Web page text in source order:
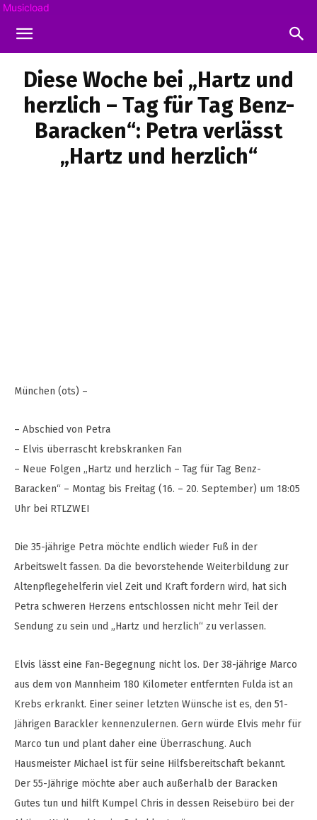
Musicload
Diese Woche bei „Hartz und
herzlich – Tag für Tag Benz-
Baracken“: Petra verlässt
„Hartz und herzlich“
München (ots) –
– Abschied von Petra
– Elvis überrascht krebskranken Fan
– Neue Folgen „Hartz und herzlich – Tag für Tag Benz-
Baracken“ – Montag bis Freitag (16. – 20. September) um 18:05
Uhr bei RTLZWEI
Die 35-jährige Petra möchte endlich wieder Fuß in der
Arbeitswelt fassen. Da die bevorstehende Weiterbildung zur
Altenpflegehelferin viel Zeit und Kraft fordern wird, hat sich
Petra schweren Herzens entschlossen nicht mehr Teil der
Sendung zu sein und „Hartz und herzlich“ zu verlassen.
Elvis lässt eine Fan-Begegnung nicht los. Der 38-jährige Marco
aus dem von Mannheim 180 Kilometer entfernten Fulda ist an
Krebs erkrankt. Einer seiner letzten Wünsche ist es, den 51-
Jährigen Barackler kennenzulernen. Gern würde Elvis mehr für
Marco tun und plant daher eine Überraschung. Auch
Hausmeister Michael ist für seine Hilfsbereitschaft bekannt.
Der 55-Jährige möchte aber auch außerhalb der Baracken
Gutes tun und hilft Kumpel Chris in dessen Reisebüro bei der